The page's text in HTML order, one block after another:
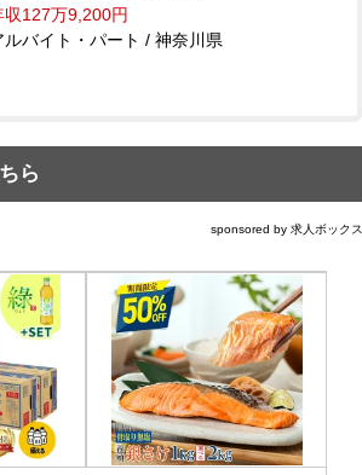
収127万9,200円
ルバイト・パート / 神奈川県
ら
sponsored by 求人ボックス